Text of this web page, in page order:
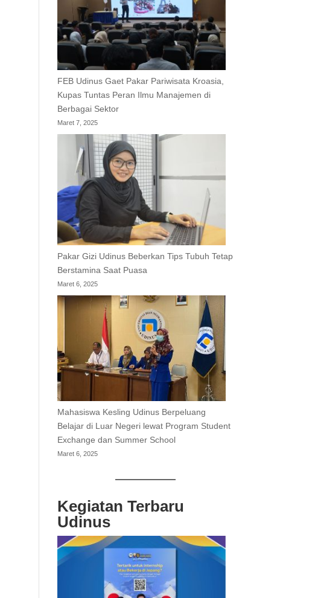
FEB Udinus Gaet Pakar Pariwisata Kroasia,
Kupas Tuntas Peran Ilmu Manajemen di
Berbagai Sektor
Maret 7, 2025
Pakar Gizi Udinus Beberkan Tips Tubuh Tetap
Berstamina Saat Puasa
Maret 6, 2025
Mahasiswa Kesling Udinus Berpeluang
Belajar di Luar Negeri lewat Program Student
Exchange dan Summer School
Maret 6, 2025
Kegiatan Terbaru
Udinus